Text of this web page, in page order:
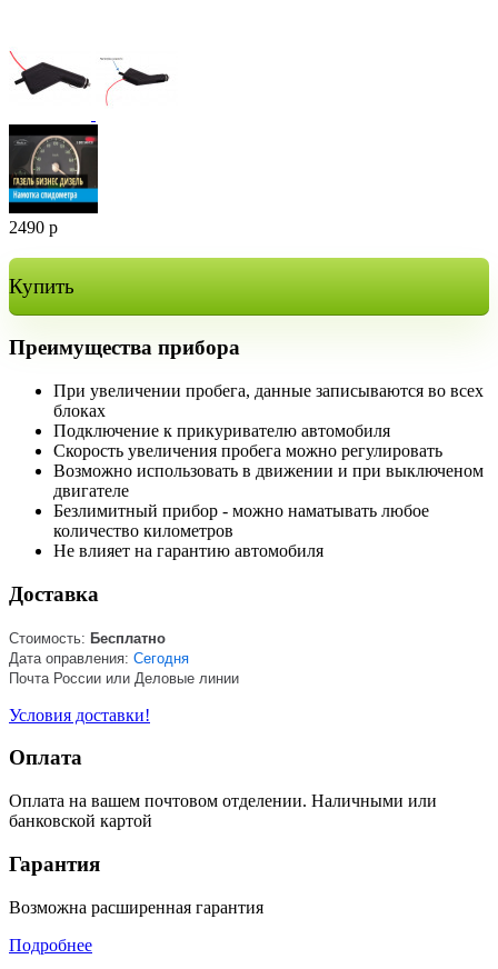
2490 р
Купить
Преимущества прибора
При увеличении пробега, данные записываются во всех
блоках
Подключение к прикуривателю автомобиля
Скорость увеличения пробега можно регулировать
Возможно использовать в движении и при выключеном
двигателе
Безлимитный прибор - можно наматывать любое
количество километров
Не влияет на гарантию автомобиля
Доставка
Стоимость: Бесплатно
Дата оправления: Сегодня
Почта России или Деловые линии
Условия доставки!
Оплата
Оплата на вашем почтовом отделении. Наличными или
банковской картой
Гарантия
Возможна расширенная гарантия
Подробнее